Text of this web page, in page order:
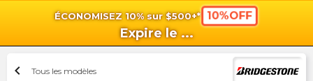
ÉCONOMISEZ 10% sur $500+* 10%OFF
Expire le ...
chevron_left Tous les modèles